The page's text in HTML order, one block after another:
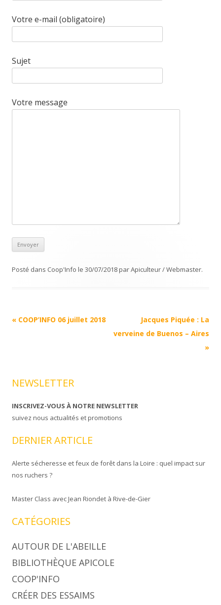
Votre e-mail (obligatoire)
Sujet
Votre message
Posté dans Coop'Info le 30/07/2018parApiculteur / Webmaster.
Navigation
« COOP’INFO 06 juillet 2018
Jacques Piquée : La
verveine de Buenos – Aires
»
NEWSLETTER
INSCRIVEZ-VOUS À NOTRE NEWSLETTER
suivez nous actualités et promotions
DERNIER ARTICLE
Alerte sécheresse et feux de forêt dans la Loire : quel impact sur
nos ruchers ?
Master Class avec Jean Riondet à Rive-de-Gier
CATÉGORIES
AUTOUR DE L'ABEILLE
BIBLIOTHÈQUE APICOLE
COOP'INFO
CRÉER DES ESSAIMS